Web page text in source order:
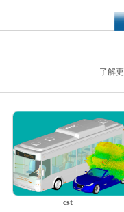
了解
cst